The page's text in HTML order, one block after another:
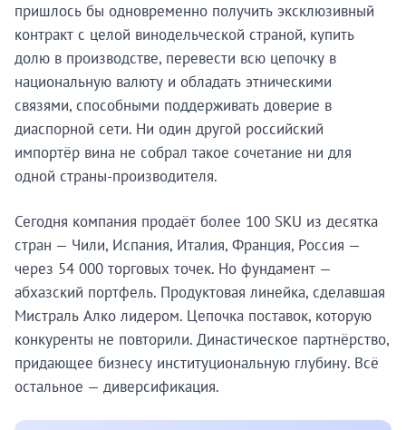
пришлось бы одновременно получить эксклюзивный
контракт с целой винодельческой страной, купить
долю в производстве, перевести всю цепочку в
национальную валюту и обладать этническими
связями, способными поддерживать доверие в
диаспорной сети. Ни один другой российский
импортёр вина не собрал такое сочетание ни для
одной страны-производителя.
Сегодня компания продаёт более 100 SKU из десятка
стран — Чили, Испания, Италия, Франция, Россия —
через 54 000 торговых точек. Но фундамент —
абхазский портфель. Продуктовая линейка, сделавшая
Мистраль Алко лидером. Цепочка поставок, которую
конкуренты не повторили. Династическое партнёрство,
придающее бизнесу институциональную глубину. Всё
остальное — диверсификация.